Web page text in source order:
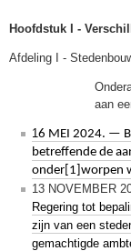
Hoofdstuk I -
Afdeling I -
aan
1 6 MEI 2024. —
betreffende de
onder[1]worpen
13 NOVEMBER
Regering tot
zijn van een
gemachtigde